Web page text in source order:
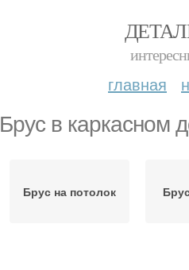
главная
Брус в каркасном
Брус на потолок